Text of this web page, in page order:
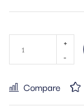
Compare